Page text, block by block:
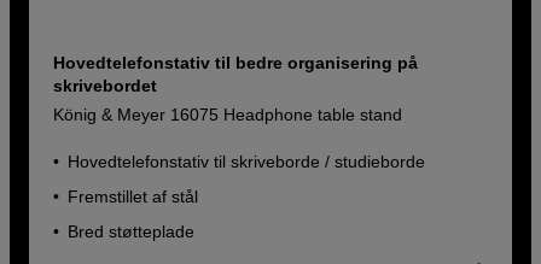
Hovedtelefonstativ til bedre organisering på
skrivebordet
König & Meyer 16075 Headphone table stand
Hovedtelefonstativ til skriveborde / studieborde
Fremstillet af stål
Bred støtteplade